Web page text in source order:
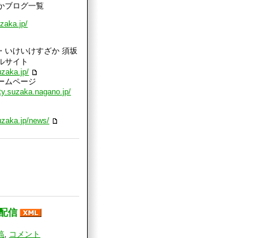
ブログ一覧
いけいけすざか 須坂
サイト
ムページ
news/
信
コメント